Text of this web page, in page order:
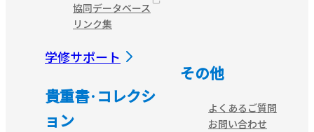
協同データベース
リンク集
学修サポート
貴重書·コレクシ
ョン
その他
よくあるご質問
お問い合わせ